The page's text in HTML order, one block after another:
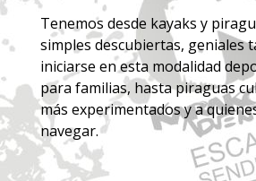
Tenemos desde kayaks y
simples descubiertas, geniales
iniciarse en esta modalidad
para familias, hasta piraguas
más experimentados y a
navegar.